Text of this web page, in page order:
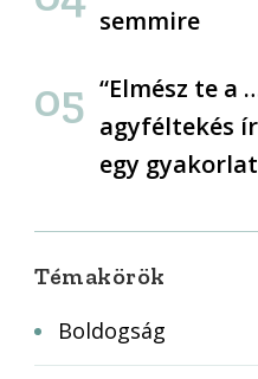
semmire
“Elmész te a
agyféltekés
egy
Témakörök
Boldogság